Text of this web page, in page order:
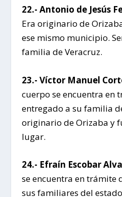
22.- Antonio de Jesús
Era originario de
ese mismo municipio.
familia de Veracruz.
23.- Víctor Manuel
cuerpo se encuentra en
entregado a su familia
originario de Orizaba y
lugar.
24.- Efraín Escobar
se encuentra en trámite
sus familiares del